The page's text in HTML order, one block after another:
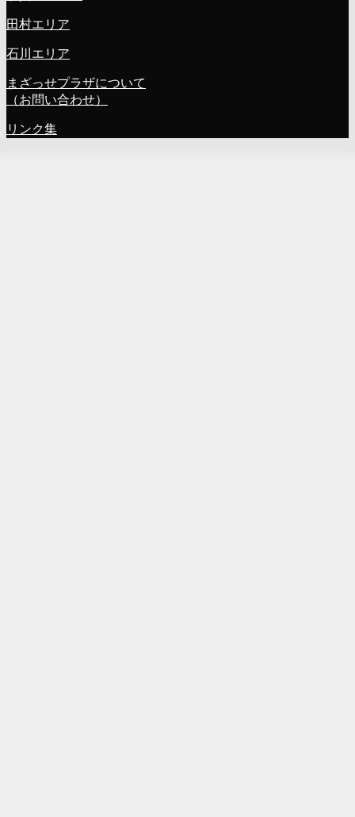
田村エリア
石川エリア
まざっせプラザについて
（お問い合わせ）
リンク集